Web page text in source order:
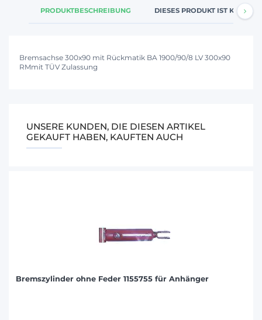
PRODUKTBESCHREIBUNG DIESES PRODUKT IST
Bremsachse 300x90 mit Rückmatik BA 1900/90/8 LV 300x90
RMmit TÜV Zulassung
UNSERE KUNDEN, DIE DIESEN ARTIKEL
GEKAUFT HABEN, KAUFTEN AUCH
Bremszylinder ohne Feder 1155755 für Anhänger